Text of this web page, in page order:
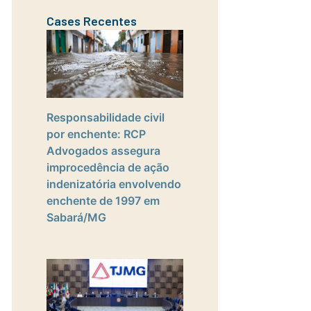
Cases Recentes
Responsabilidade civil
por enchente: RCP
Advogados assegura
improcedência de ação
indenizatória envolvendo
enchente de 1997 em
Sabará/MG